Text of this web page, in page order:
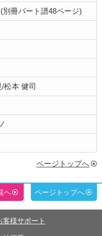
別冊パート譜48ページ)
松本 健司
ページトップへ
へ ページトップへ
客様サポート